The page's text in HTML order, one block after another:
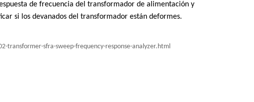
de frecuencia del transformador de alimentación y
si los devanados del transformador están deformes.
transformer-sfra-sweep-frequency-response-analyzer.html